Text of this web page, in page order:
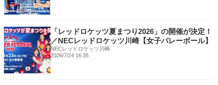
「レッドロケッツ夏まつり2026」の開催が決定！
／NECレッドロケッツ川崎【女子バレーボール】
NECレッドロケッツ川崎
2026/7/24 16:35